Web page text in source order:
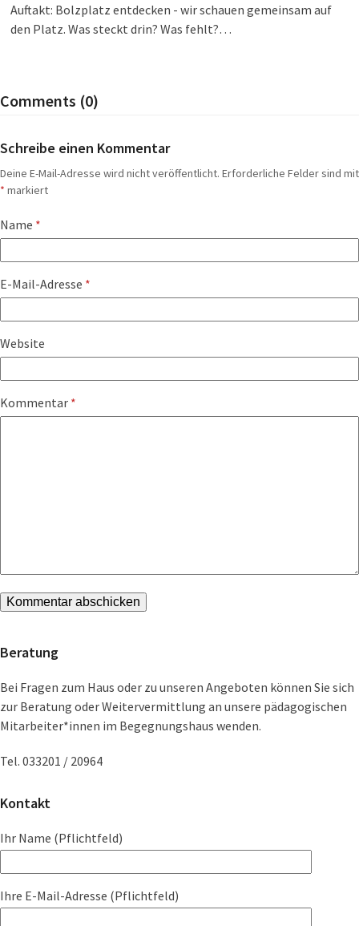
Auftakt: Bolzplatz entdecken - wir schauen gemeinsam auf
den Platz. Was steckt drin? Was fehlt?…
Comments (0)
Schreibe einen Kommentar
Deine E-Mail-Adresse wird nicht veröffentlicht. Erforderliche Felder sind mit
* markiert
Name *
E-Mail-Adresse *
Website
Kommentar *
Beratung
Bei Fragen zum Haus oder zu unseren Angeboten können Sie sich
zur Beratung oder Weitervermittlung an unsere pädagogischen
Mitarbeiter*innen im Begegnungshaus wenden.
Tel. 033201 / 20964
Kontakt
Ihr Name (Pflichtfeld)
Ihre E-Mail-Adresse (Pflichtfeld)